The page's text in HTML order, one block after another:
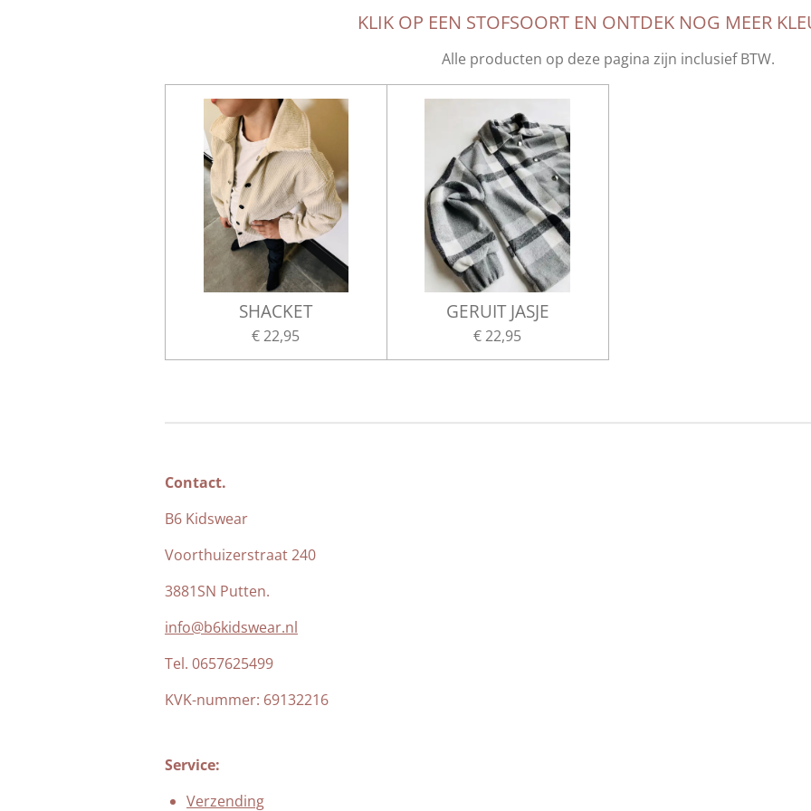
KLIK OP EEN STOFSOORT EN ONTDEK NOG MEER
Alle producten op deze pagina zijn inclusief BTW.
SHACKET
€ 22,95
GERUIT JASJE
€ 22,95
Contact.
B6 Kidswear
Voorthuizerstraat 240
3881SN Putten.
info@b6kidswear.nl
Tel. 0657625499
KVK-nummer: 69132216
Service:
Verzending